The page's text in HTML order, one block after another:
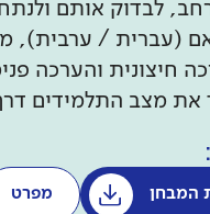
(עברית / ערבית),
חיצונית והערכה
את מצב התלמידים
המבחן מפרט